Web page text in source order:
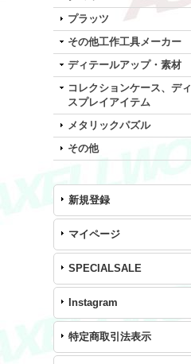
プラッツ
その他工作工具メーカー
ディテールアップ・素材
コレクションケース、ディ
スプレイアイテム
メタリックパズル
その他
新規登録
マイページ
SPECIALSALE
Instagram
特定商取引法表示